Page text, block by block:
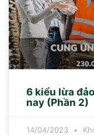
6 kiểu lừa
nay (Phần 2)
14/04/2023